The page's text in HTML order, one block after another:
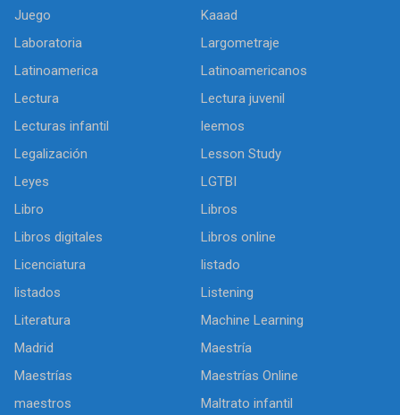
Juego
Kaaad
Laboratoria
Largometraje
Latinoamerica
Latinoamericanos
Lectura
Lectura juvenil
Lecturas infantil
leemos
Legalización
Lesson Study
Leyes
LGTBI
Libro
Libros
Libros digitales
Libros online
Licenciatura
listado
listados
Listening
Literatura
Machine Learning
Madrid
Maestría
Maestrías
Maestrías Online
maestros
Maltrato infantil